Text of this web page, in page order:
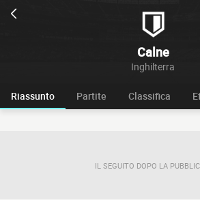
Calne
Inghilterra
Riassunto Partite Classifica
IL SEGUITO DOPO LA